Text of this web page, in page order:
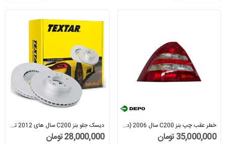
خطر عقب چپ بنز C200 سال 2006 (دپو) - A2038201964
35,000,000 تومان
دیسک جلو بنز C200 سال های 2012 تا 2014 (تکستار)...
28,000,000 تومان